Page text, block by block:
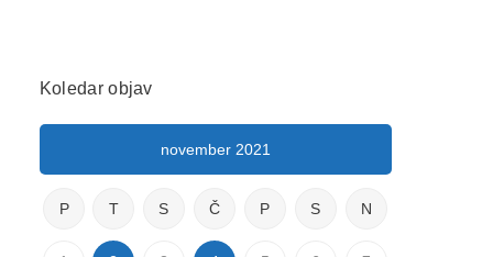
Koledar objav
november 2021
P T S Č P S N